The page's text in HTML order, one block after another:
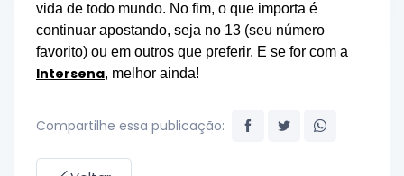
vida de todo mundo. No fim, o que importa é
continuar apostando, seja no 13 (seu número
favorito) ou em outros que preferir. E se for com a
Intersena, melhor ainda!
Compartilhe essa publicação: